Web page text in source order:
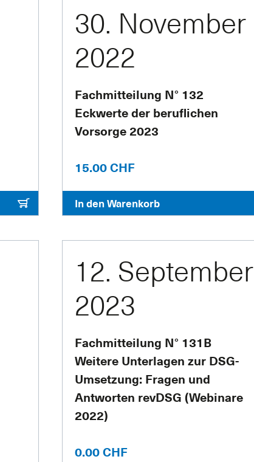
30. November
2022
Fachmitteilung N° 132
Eckwerte der beruflichen
Vorsorge 2023
15.00 CHF
In den Warenkorb
12. September
2023
Fachmitteilung N° 131B
Weitere Unterlagen zur DSG-
Umsetzung: Fragen und
Antworten revDSG (Webinare
2022)
0.00 CHF